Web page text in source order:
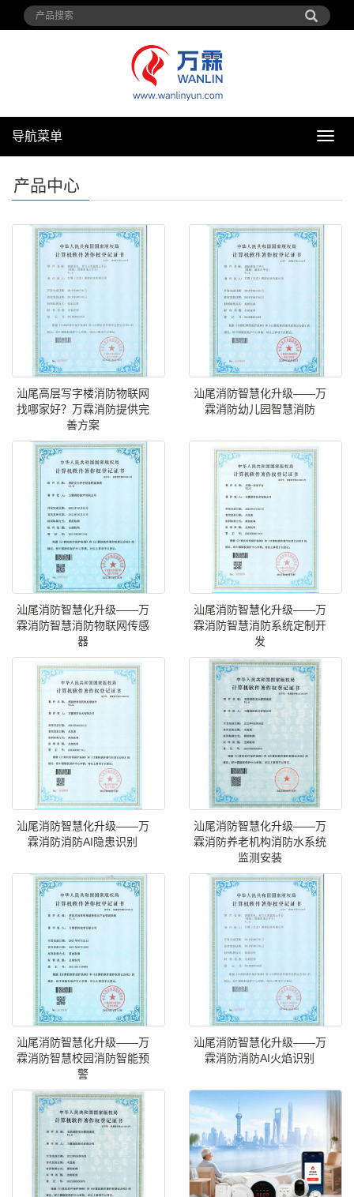
导
导航菜单
产品中心
汕尾高层写字楼消防物联网
找哪家好？万霖消防提供完
善方案
汕尾消防智慧化升级——万
霖消防幼儿园智慧消防
汕尾消防智慧化升级——万
霖消防智慧消防物联网传感
器
汕尾消防智慧化升级——万
霖消防智慧消防系统定制开
发
汕尾消防智慧化升级——万
霖消防消防AI隐患识别
汕尾消防智慧化升级——万
霖消防养老机构消防水系统
监测安装
汕尾消防智慧化升级——万
霖消防智慧校园消防智能预
警
汕尾消防智慧化升级——万
霖消防消防AI火焰识别